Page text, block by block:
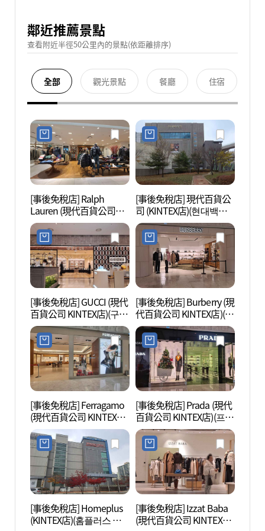
鄰近推薦景點
查看附近半徑50公里內的景點(依距離排序)
全部 觀光景點 餐廳 住宿
[事後免稅店] Ralph
Lauren (現代百貨公司
KINTEX店)(랄프로렌 현대
백화점 킨텍스점)
[事後免稅店] 現代百貨公
司 (KINTEX店)(현대백화
점 킨텍스점)
[事後免稅店] GUCCI (現代
百貨公司 KINTEX店)(구찌
현대백화점 킨텍스점)
[事後免稅店] Burberry (現
代百貨公司 KINTEX店)(버
버리 현대백화점 킨텍스
점)
[事後免稅店] Ferragamo
(現代百貨公司 KINTEX店)
(페라가모 현대백화점 킨
텍스점)
[事後免稅店] Prada (現代
百貨公司 KINTEX店)(프라
다 현대백화점 킨텍스점)
[事後免稅店] Homeplus
(KINTEX店)(홈플러스 킨
[事後免稅店] Izzat Baba
(現代百貨公司 KINTEX店)